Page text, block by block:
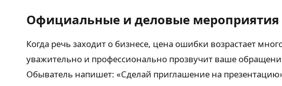
Официальные и деловые мероприятия
Когда речь заходит о бизнесе, цена ошибки возрастает
уважительно и профессионально прозвучит ваше
Обыватель напишет: «Сделай приглашение на